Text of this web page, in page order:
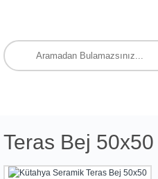
Teras Bej 50x50